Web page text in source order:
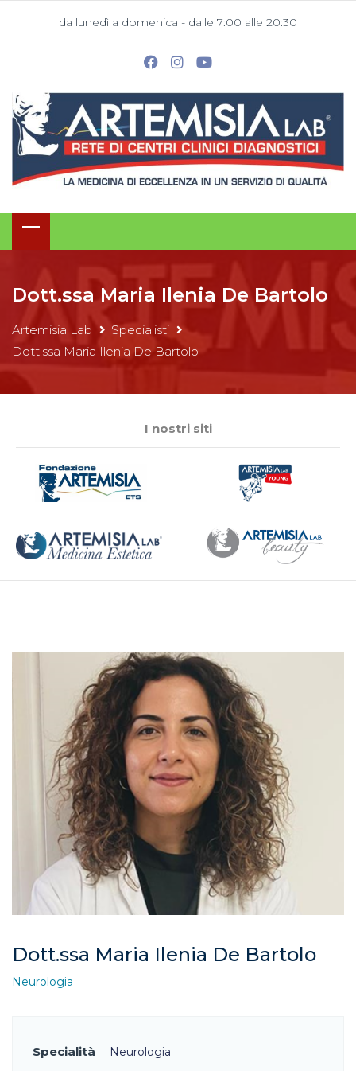
da lunedì a domenica - dalle 7:00 alle 20:30
Dott.ssa Maria Ilenia De Bartolo
Artemisia Lab
Specialisti
Dott.ssa Maria Ilenia De Bartolo
I nostri siti
Dott.ssa Maria Ilenia De Bartolo
Neurologia
Specialità Neurologia